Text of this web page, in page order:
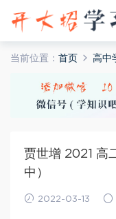
当前位置： 首页 高中
贾世增 2021 高
中）
2022-03-13